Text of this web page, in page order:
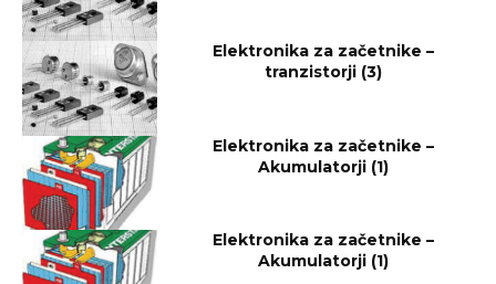
Elektronika za začetnike –
tranzistorji (3)
Elektronika za začetnike –
Akumulatorji (1)
Elektronika za začetnike –
Akumulatorji (1)